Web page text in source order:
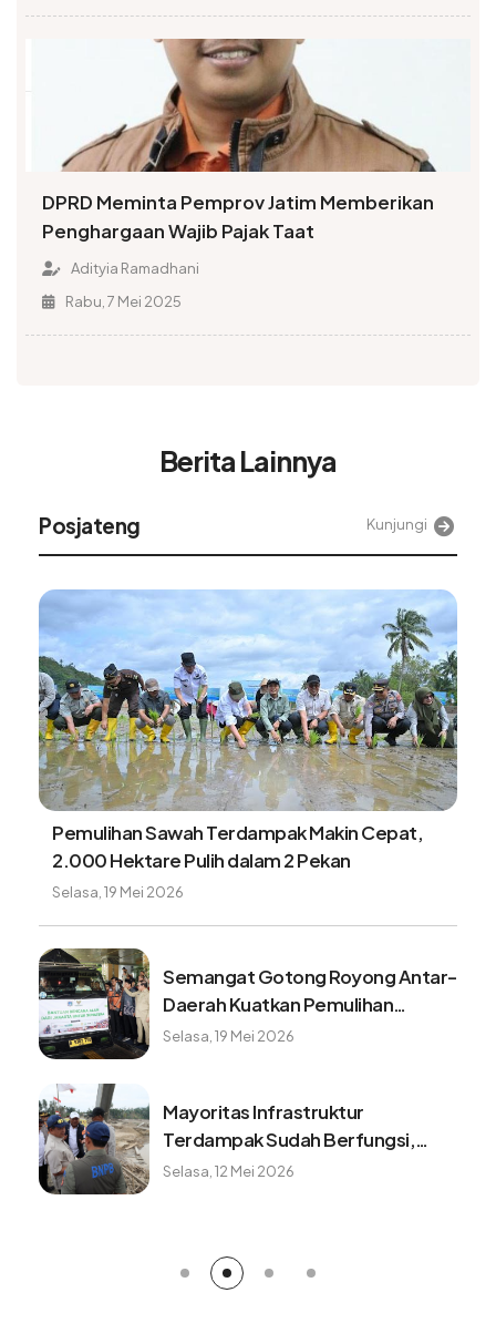
DPRD Meminta Pemprov Jatim Memberikan
Penghargaan Wajib Pajak Taat
Adityia Ramadhani
Rabu, 7 Mei 2025
Berita Lainnya
Posjateng Kunjungi
Pemulihan Sawah Terdampak Makin Cepat,
2.000 Hektare Pulih dalam 2 Pekan
Selasa, 19 Mei 2026
Semangat Gotong Royong Antar-
Daerah Kuatkan Pemulihan
Pascabencana Sumatera
Selasa, 19 Mei 2026
Mayoritas Infrastruktur
Terdampak Sudah Berfungsi,
Konektivitas dan Logistik
Selasa, 12 Mei 2026